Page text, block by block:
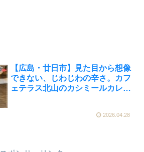
【広島・廿日市】見た目から想像
できない、じわじわの辛さ。カフ
ェテラス北山のカシミールカレー
2026.04.28